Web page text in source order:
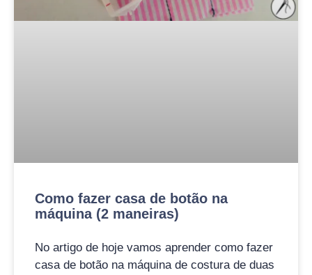
Como fazer casa de botão na
máquina (2 maneiras)
No artigo de hoje vamos aprender como fazer
casa de botão na máquina de costura de duas